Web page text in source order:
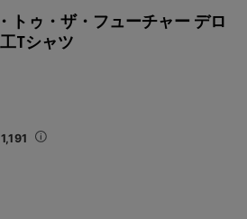
トゥ・ザ・フューチャー デロ
Tシャツ